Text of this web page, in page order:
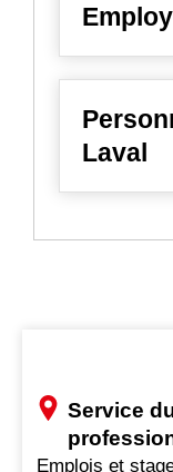
Laval
Service
Emplois et